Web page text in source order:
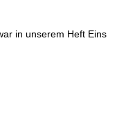
in unserem Heft Eins